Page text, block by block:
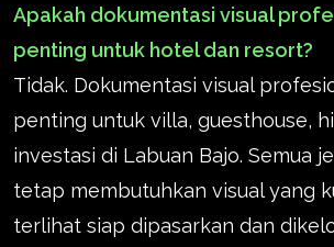
Apakah dokumentasi visual
penting untuk hotel dan resort?
Tidak. Dokumentasi visual
penting untuk villa, guesthouse,
investasi di Labuan Bajo. Semua
tetap membutuhkan visual yang
terlihat siap dipasarkan dan